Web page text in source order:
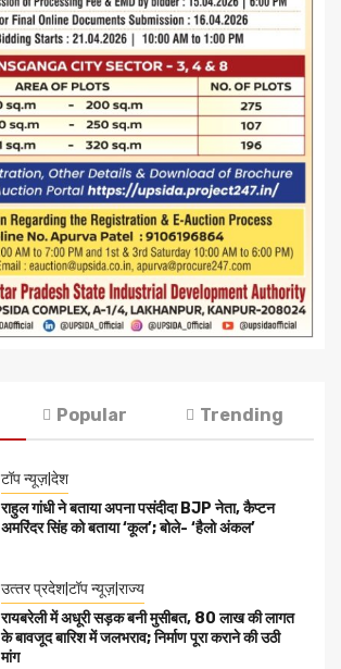
Popular Trending
टॉप न्यूज़|देश
राहुल गांधी ने बताया अपना पसंदीदा BJP नेता, कैप्टन
अमरिंदर सिंह को बताया ‘कूल’; बोले- ‘हैलो अंकल’
उत्‍तर प्रदेश|टॉप न्यूज़|राज्य
रायबरेली में अधूरी सड़क बनी मुसीबत, 80 लाख की लागत
के बावजूद बारिश में जलभराव; निर्माण पूरा कराने की उठी
मांग